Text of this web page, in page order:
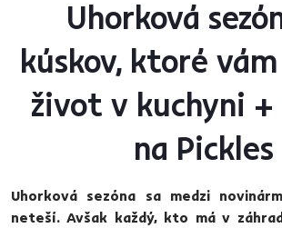
Uhorková
kúskov, ktoré
život v kuchyni
na Pickles
Uhorková sezóna sa medzi
neteší. Avšak každý, kto má v